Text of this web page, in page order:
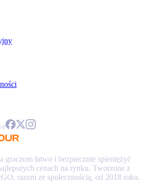
graczom łatwo i bezpiecznie spieniężyć
cenach na rynku. Tworzone z
razem ze społecznością, od 2018 roku.